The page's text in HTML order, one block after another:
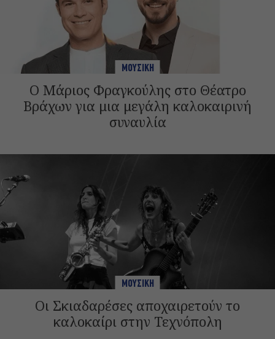
ΜΟΥΣΙΚΗ
Ο Μάριος Φραγκούλης στο Θέατρο
Βράχων για μια μεγάλη καλοκαιρινή
συναυλία
ΜΟΥΣΙΚΗ
Οι Σκιαδαρέσες αποχαιρετούν το
καλοκαίρι στην Τεχνόπολη